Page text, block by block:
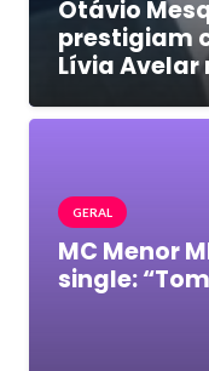
Otávio
prestigiam
Lívia Avelar
GERAL
MC Menor
single: